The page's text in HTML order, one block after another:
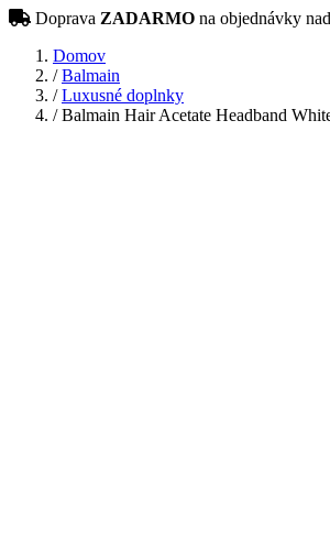
Doprava ZADARMO na objednávky
Domov
/ Balmain
/ Luxusné doplnky
/Balmain Hair Acetate Headband